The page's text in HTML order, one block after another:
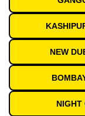
NEW
NIGHT